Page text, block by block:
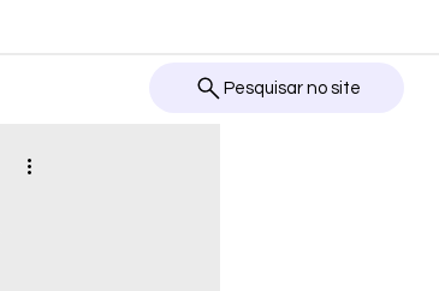
Pesquisar no site